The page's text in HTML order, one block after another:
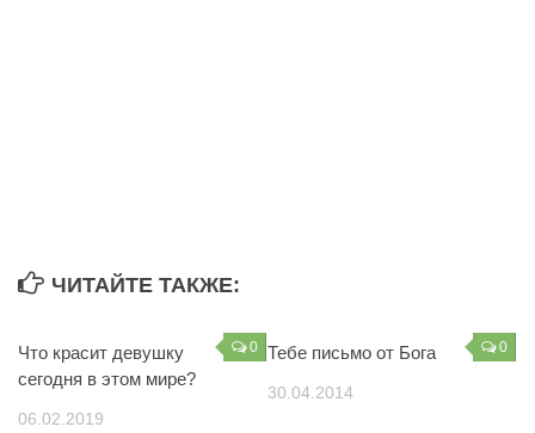
О победе
Сергей Лукьянов
ЧИТАЙТЕ ТАКЖЕ:
0
Что красит девушку
сегодня в этом мире?
06.02.2019
0
Тебе письмо от Бога
30.04.2014